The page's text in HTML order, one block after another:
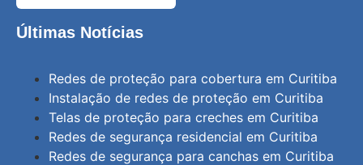
Últimas Notícias
Redes de proteção para cobertura em Curitiba
Instalação de redes de proteção em Curitiba
Telas de proteção para creches em Curitiba
Redes de segurança residencial em Curitiba
Redes de segurança para canchas em Curitiba